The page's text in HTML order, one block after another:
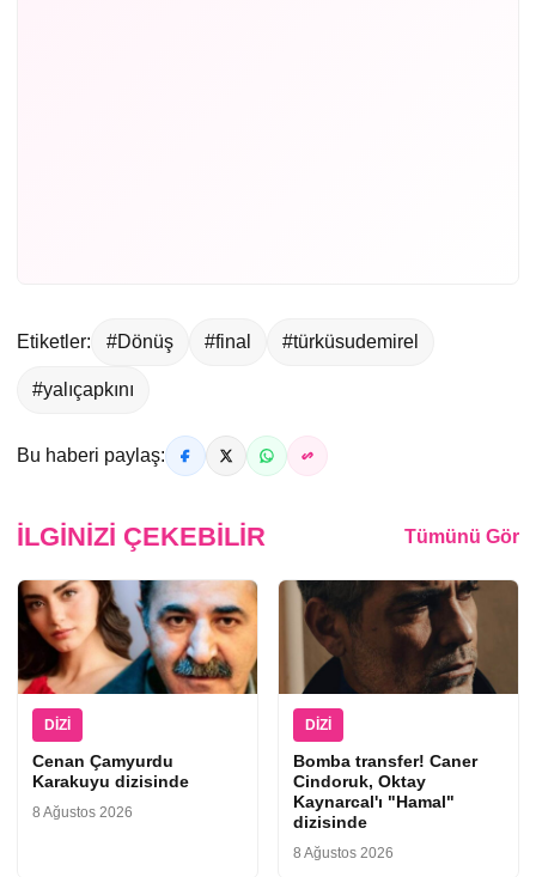
Etiketler: #Dönüş #final #türküsudemirel
#yalıçapkını
Bu haberi paylaş:
İLGINIZI ÇEKEBILIR Tümünü Gör
DIZI
Cenan Çamyurdu
Karakuyu dizisinde
8 Ağustos 2026
DIZI
Bomba transfer! Caner
Cindoruk, Oktay
Kaynarcal'ı "Hamal"
dizisinde
8 Ağustos 2026